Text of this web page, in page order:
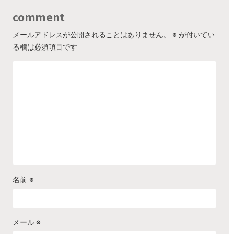
comment
メールアドレスが公開されることはありません。 ※ が付いてい
る欄は必須項目です
名前 ※
メール ※